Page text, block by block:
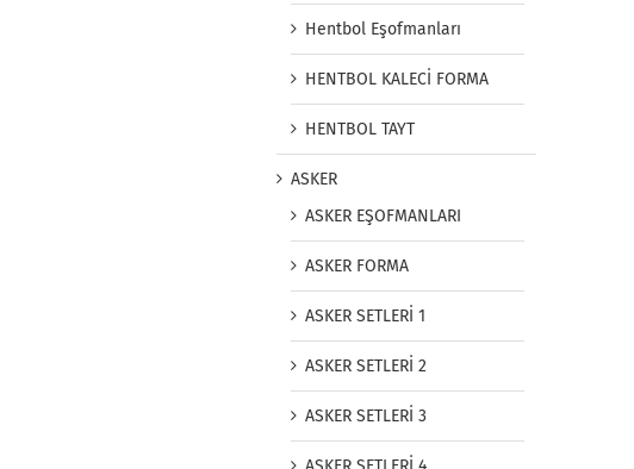
Hentbol Eşofmanları
HENTBOL KALECİ FORMA
HENTBOL TAYT
ASKER
ASKER EŞOFMANLARI
ASKER FORMA
ASKER SETLERİ 1
ASKER SETLERİ 2
ASKER SETLERİ 3